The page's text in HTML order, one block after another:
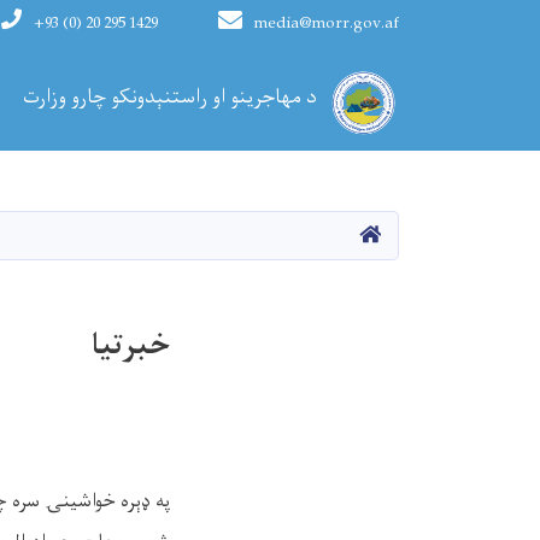
د مهاجرینو او راستنېدونکو چارو وزارت
media@morr.gov.af
+93 (0) 20 295 1429
Main navigation
کورپاڼه
خبرتیا
په ډېره خواشینۍ سره